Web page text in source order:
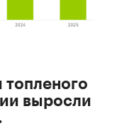
одежды
опроса
IT-
топленого
выросли